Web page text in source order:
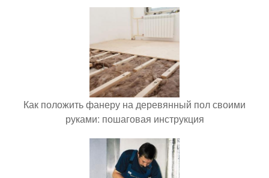
Как положить фанеру на деревянный пол своими
руками: пошаговая инструкция